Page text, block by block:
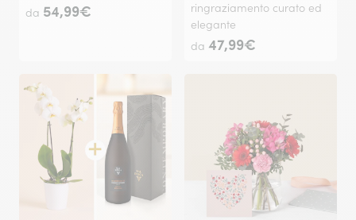
da 54,99€
ringraziamento curato ed
elegante
da 47,99€